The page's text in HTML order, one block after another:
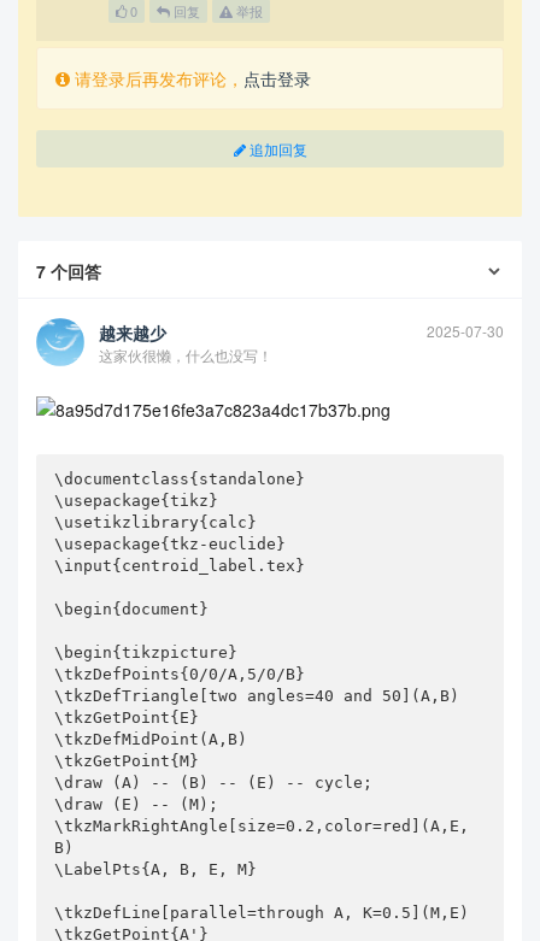
0 回复 举报
请登录后再发布评论， 点击登录
追加回复
7 个回答
越来越少
2025-07-30
这家伙很懒，什么也没写！
\documentclass{standalone}
\usepackage{tikz}
\usetikzlibrary{calc}
\usepackage{tkz-euclide}
\input{centroid_label.tex}
\begin{document}
\begin{tikzpicture}
\tkzDefPoints{0/0/A,5/0/B}
\tkzDefTriangle[two angles=40 and 50](A,B)
\tkzGetPoint{E}
\tkzDefMidPoint(A,B)
\tkzGetPoint{M}
\draw (A) -- (B) -- (E) -- cycle;
\draw (E) -- (M);
\tkzMarkRightAngle[size=0.2,color=red](A,E,
B)
\LabelPts{A, B, E, M}
\tkzDefLine[parallel=through A, K=0.5](M,E)
\tkzGetPoint{A'}